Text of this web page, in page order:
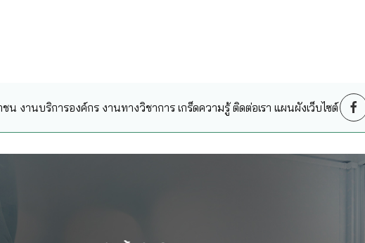
ชน งานบริการองค์กร งานทางวิชาการ เกร็ดความรู้ ติดต่อเรา แผนผังเว็บไซต์